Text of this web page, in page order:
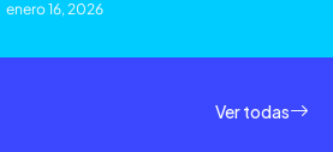
enero 16, 2026
Ver todas